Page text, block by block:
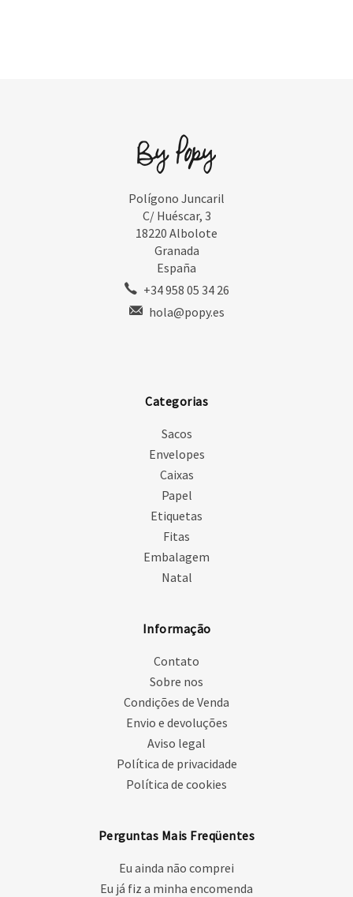
Polígono Juncaril
C/ Huéscar, 3
18220 Albolote
Granada
España
+34 958 05 34 26
hola@popy.es
Categorias
Sacos
Envelopes
Caixas
Papel
Etiquetas
Fitas
Embalagem
Natal
Informação
Contato
Sobre nos
Condições de Venda
Envio e devoluções
Aviso legal
Política de privacidade
Política de cookies
Perguntas Mais Freqüentes
Eu ainda não comprei
Eu já fiz a minha encomenda